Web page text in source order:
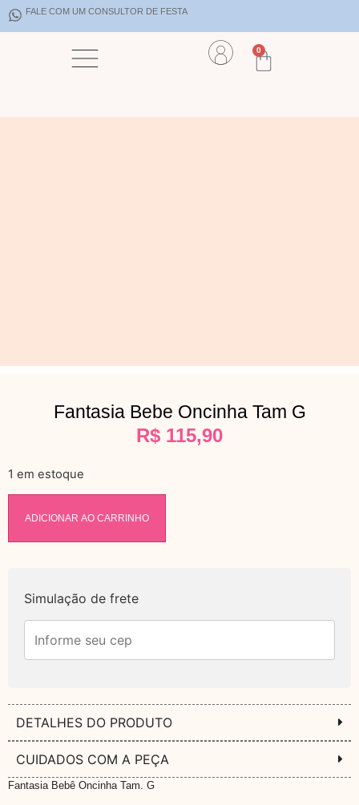
FALE COM UM CONSULTOR DE FESTA
0
Fantasia Bebe Oncinha Tam G
R$ 115,90
1 em estoque
ADICIONAR AO CARRINHO
Simulação de frete
DETALHES DO PRODUTO
CUIDADOS COM A PEÇA
Fantasia Bebê Oncinha Tam. G